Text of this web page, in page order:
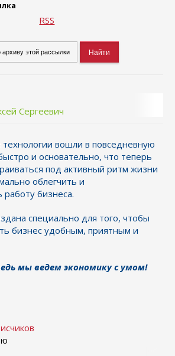
RSS
Сергеевич
вошли в повседневную
и основательно, что теперь
под активный ритм жизни
облегчить и
работу бизнеса.
специально для того, чтобы
бизнес удобным, приятным и
мы ведем экономику с умом!